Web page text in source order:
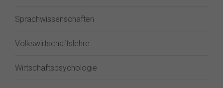
Sprachwissenschaften
Volkswirtschaftslehre
Wirtschaftspsychologie